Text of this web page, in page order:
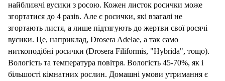
найближчі вусики з росою. Кожен листок росички може
згортатися до 4 разів. Але є росички, які взагалі не
згортають листя, а лише підтягують до жертви свої росячі
вусики. Це, наприклад, Drosera Adelae, а так само
ниткоподібні росички (Drosera Filiformis, "Hybrida", тощо).
Вологість та температура повітря. Вологість 45-70%, як і
більшості кімнатних рослин. Домашні умови утримання є